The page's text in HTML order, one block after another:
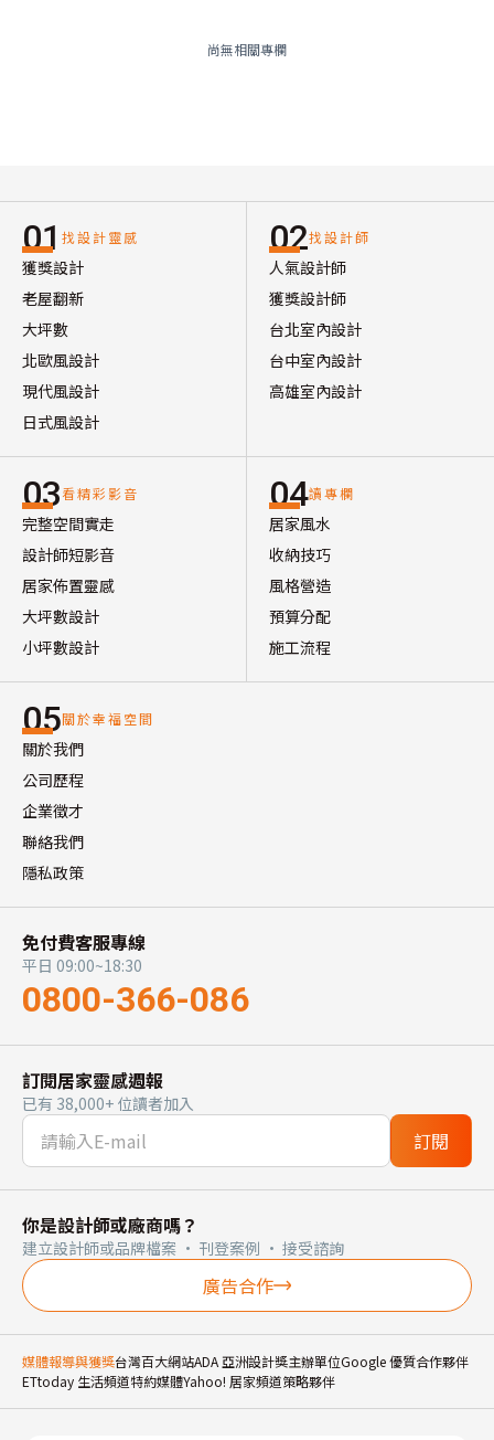
尚無相關專欄
01 找設計靈感
獲獎設計
老屋翻新
大坪數
北歐風設計
現代風設計
日式風設計
02找設計師
人氣設計師
獲獎設計師
台北室內設計
台中室內設計
高雄室內設計
03看精彩影音
完整空間實走
設計師短影音
居家佈置靈感
大坪數設計
小坪數設計
04讀專欄
居家風水
收納技巧
風格營造
預算分配
施工流程
05關於幸福空間
關於我們
公司歷程
企業徵才
聯絡我們
隱私政策
免付費客服專線
平日 09:00~18:30
0800-366-086
訂閱居家靈感週報
已有 38,000+ 位讀者加入
訂閱
你是設計師或廠商嗎？
建立設計師或品牌檔案 · 刊登案例 · 接受諮詢
廣告合作
媒體報導與獲獎台灣百大網站ADA 亞洲設計獎主辦單位Google 優質合作夥伴
ETtoday 生活頻道特約媒體Yahoo! 居家頻道策略夥伴